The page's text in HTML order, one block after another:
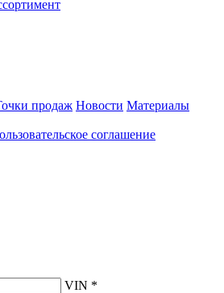
продаж Новости Материалы
соглашение
VIN *